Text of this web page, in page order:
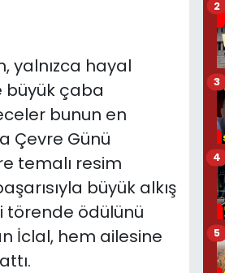
yalnızca hayal
büyük çaba
bunun en
Çevre Günü
temalı resim
büyük alkış
törende ödülünü
İclal, hem ailesine
2
3
4
5